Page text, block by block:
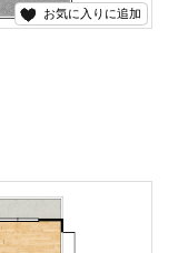
お気に入りに追加